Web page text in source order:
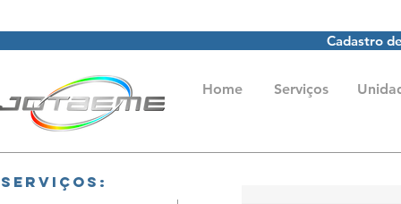
Cadastro
Home Serviços
Serviços: